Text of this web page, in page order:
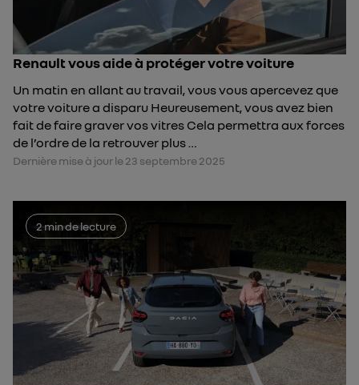
Renault vous aide à protéger votre voiture
Un matin en allant au travail, vous vous apercevez que
votre voiture a disparu Heureusement, vous avez bien
fait de faire graver vos vitres Cela permettra aux forces
de l’ordre de la retrouver plus …
Dernière mise à jour le 23 septembre 2025
2 min de lecture